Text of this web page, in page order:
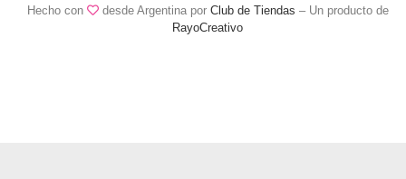
Hecho con desde Argentina por Club de Tiendas – Un producto de
RayoCreativo